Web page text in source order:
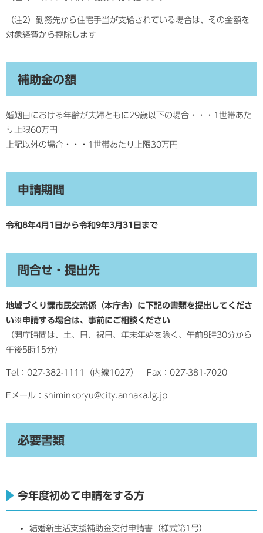
（注2）勤務先から住宅手当が支給されている場合は、その金額を
対象経費から控除します
補助金の額
婚姻日における年齢が夫婦ともに29歳以下の場合・・・1世帯あた
り上限60万円
上記以外の場合・・・1世帯あたり上限30万円
申請期間
令和8年4月1日から令和9年3月31日まで
問合せ・提出先
地域づくり課市民交流係（本庁舎）に下記の書類を提出してくださ
い※申請する場合は、事前にご相談ください
（開庁時間は、土、日、祝日、年末年始を除く、午前8時30分から
午後5時15分）
Tel：027-382-1111（内線1027） Fax：027-381-7020
Eメール：shiminkoryu@city.annaka.lg.jp
必要書類
今年度初めて申請をする方
結婚新生活支援補助金交付申請書（様式第1号）